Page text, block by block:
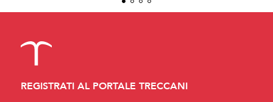
REGISTRATI AL PORTALE TRECCANI